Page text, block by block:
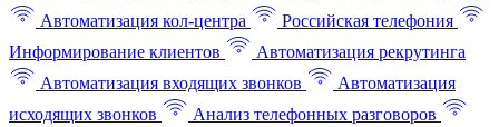
Автоматизация кол-центра
Российская телефония
Информирование клиентов
Автоматизация рекрутинга
Автоматизация входящих звонков
Автоматизация
исходящих звонков
Анализ телефонных разговоров